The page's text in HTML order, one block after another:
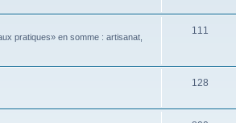
pratiques» en somme : artisanat,
111
128